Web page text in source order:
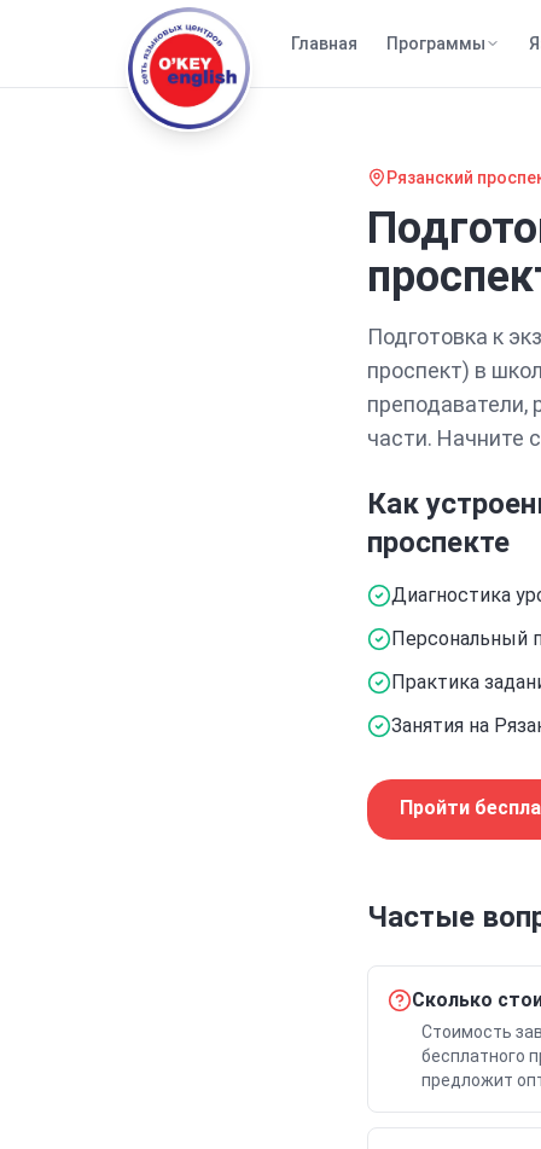
Главная Программы
Рязанский
Подготовка к
проспект) в
преподаватели,
части. Начните
Как
проспекте
Диагностика
Персональный
Практика
Занятия на
Пройти
Частые
Сколько
Стоимость
бесплатного
предложит